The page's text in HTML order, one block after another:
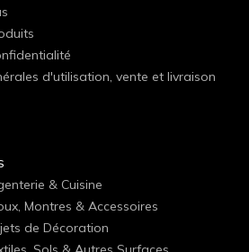
d'utilisation, vente et livraison
& Cuisine
Montres & Accessoires
de Décoration